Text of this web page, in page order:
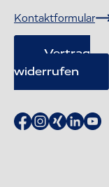
Kontaktformular
Vertrag
widerrufen